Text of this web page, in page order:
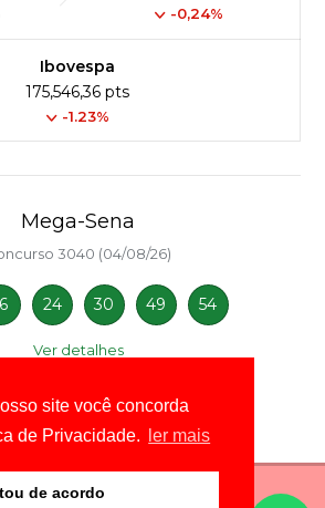
site você concorda
de Privacidade.
ler mais
de acordo
-0,24%
Ibovespa
175,546,36 pts
-1.23%
Mega-Sena
3040 (04/08/26)
24 30 49 54
Ver detalhes